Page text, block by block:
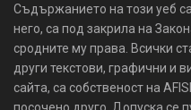
Съдържанието на този уеб
него, са под закрила на
сродните му права. Всички
други текстови, графични и
сайта, са собственост на
посочено друго. Допуска се